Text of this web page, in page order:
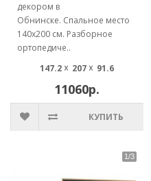
декором в
Обнинске. Спальное место
140х200 см. Разборное
ортопедиче..
147.2 ☓ 207 ☓ 91.6
11060р.
КУПИТЬ